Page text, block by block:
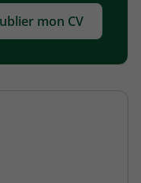
mon CV